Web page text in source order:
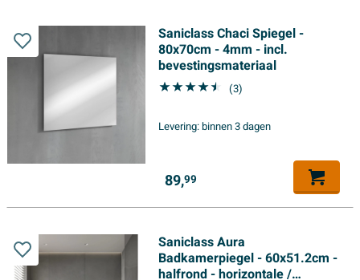
Saniclass Chaci Spiegel -
80x70cm - 4mm - incl.
bevestingsmateriaal
(3)
Levering:binnen 3 dagen
89,99
Saniclass Aura
Badkamerpiegel - 60x51.2cm -
halfrond - horizontale /